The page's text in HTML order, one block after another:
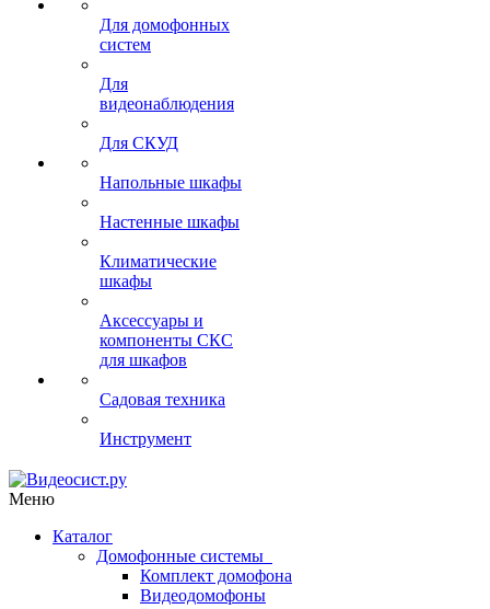
Для домофонных
систем
Для
видеонаблюдения
Для СКУД
Напольные шкафы
Настенные шкафы
Климатические
шкафы
Аксессуары и
компоненты СКС
для шкафов
Садовая техника
Инструмент
Меню
Каталог
Домофонные системы
Комплект домофона
Видеодомофоны